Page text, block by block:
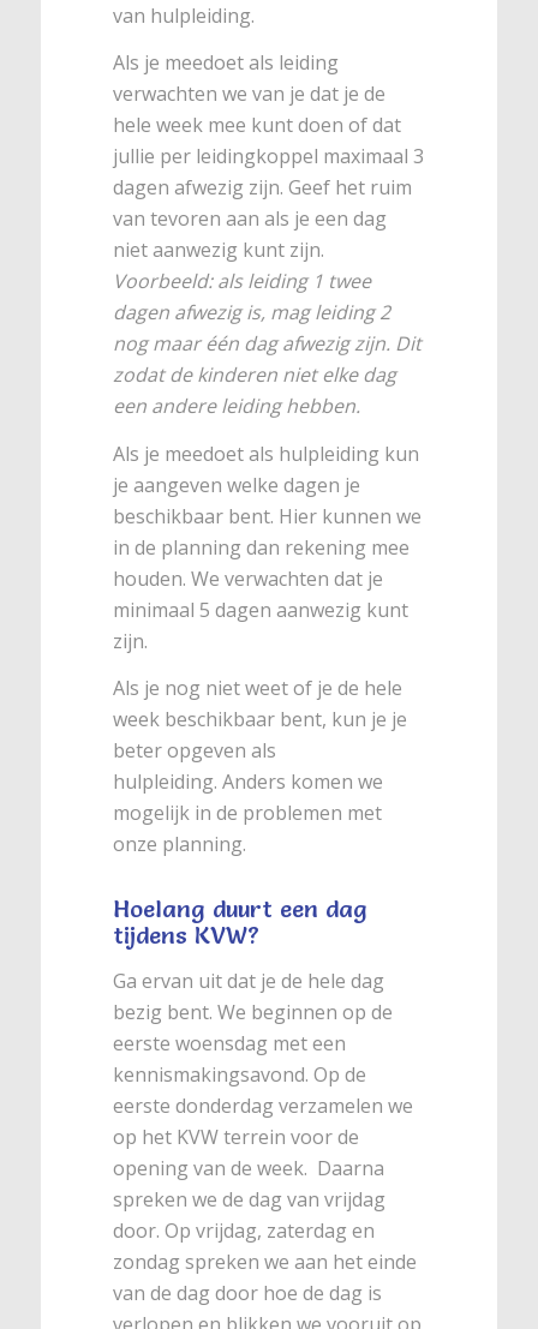
van hulpleiding.
Als je meedoet als leiding
verwachten we van je dat je de
hele week mee kunt doen of dat
jullie per leidingkoppel maximaal 3
dagen afwezig zijn. Geef het ruim
van tevoren aan als je een dag
niet aanwezig kunt zijn.
Voorbeeld: als leiding 1 twee
dagen afwezig is, mag leiding 2
nog maar één dag afwezig zijn. Dit
zodat de kinderen niet elke dag
een andere leiding hebben.
Als je meedoet als hulpleiding kun
je aangeven welke dagen je
beschikbaar bent. Hier kunnen we
in de planning dan rekening mee
houden. We verwachten dat je
minimaal 5 dagen aanwezig kunt
zijn.
Als je nog niet weet of je de hele
week beschikbaar bent, kun je je
beter opgeven als
hulpleiding. Anders komen we
mogelijk in de problemen met
onze planning.
Hoelang duurt een dag
tijdens KVW?
Ga ervan uit dat je de hele dag
bezig bent. We beginnen op de
eerste woensdag met een
kennismakingsavond. Op de
eerste donderdag verzamelen we
op het KVW terrein voor de
opening van de week. Daarna
spreken we de dag van vrijdag
door. Op vrijdag, zaterdag en
zondag spreken we aan het einde
van de dag door hoe de dag is